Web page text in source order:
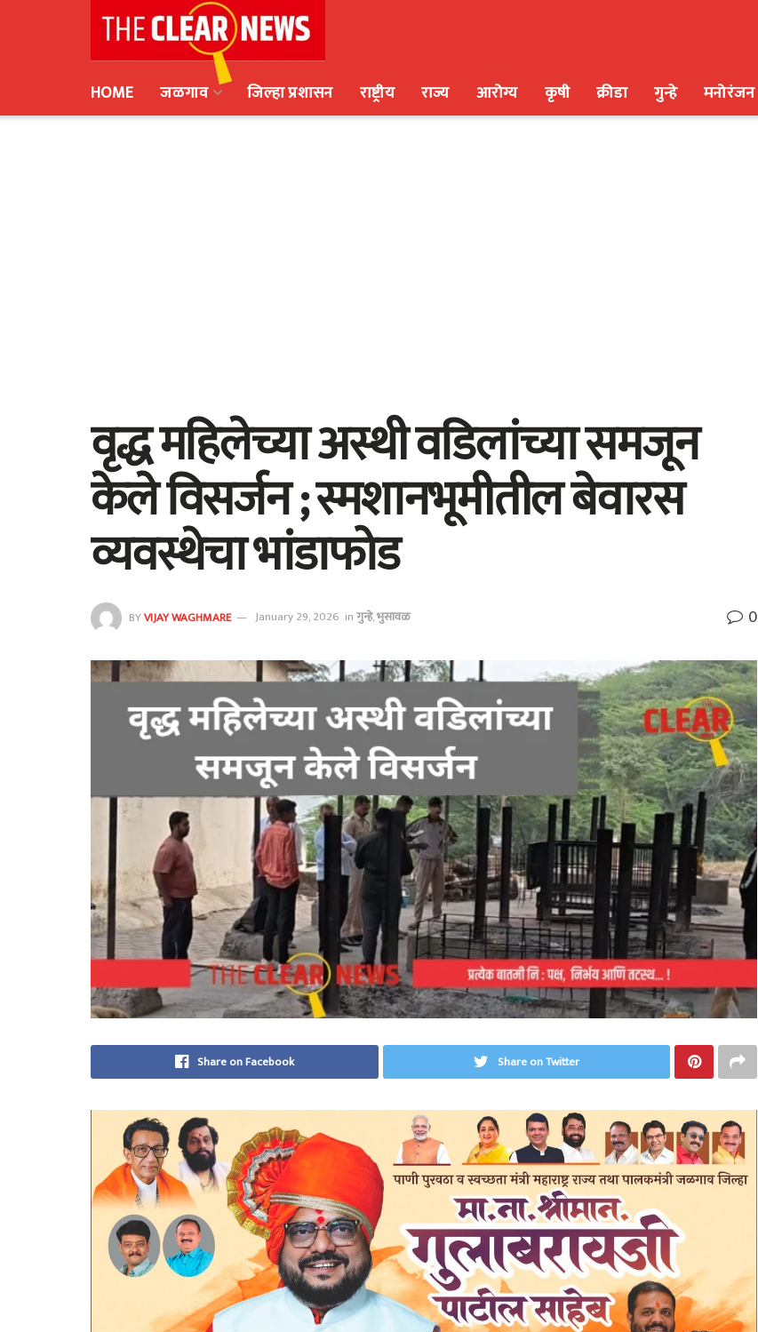
HOME
जळगाव जिल्हा प्रशासन राष्ट्रीय राज्य आरोग्य कृषी क्रीडा गुन्हे मनोरंजन
वृद्ध महिलेच्या अस्थी वडिलांच्या समजून
केले विसर्जन ; स्मशानभूमीतील बेवारस
व्यवस्थेचा भांडाफोड
BYVIJAY WAGHMARE January 29, 2026 inगुन्हे,भुसावळ 0
Share on Facebook Share on Twitter